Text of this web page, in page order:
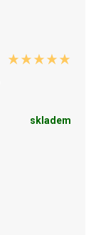
skladem